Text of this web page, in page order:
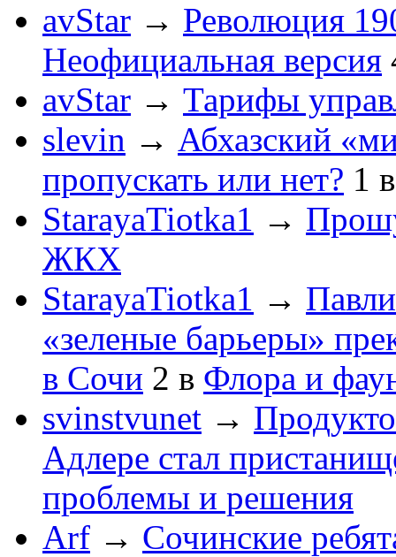
avStar → Революция
Неофициальная версия
avStar → Тарифы
slevin → Абхазский
пропускать или нет? 1
StarayaTiotka1 →
ЖКХ
StarayaTiotka1 →
«зеленые барьеры»
в Сочи 2 в Флора и
svinstvunet →
Адлере стал
проблемы и решения
Arf → Сочинские